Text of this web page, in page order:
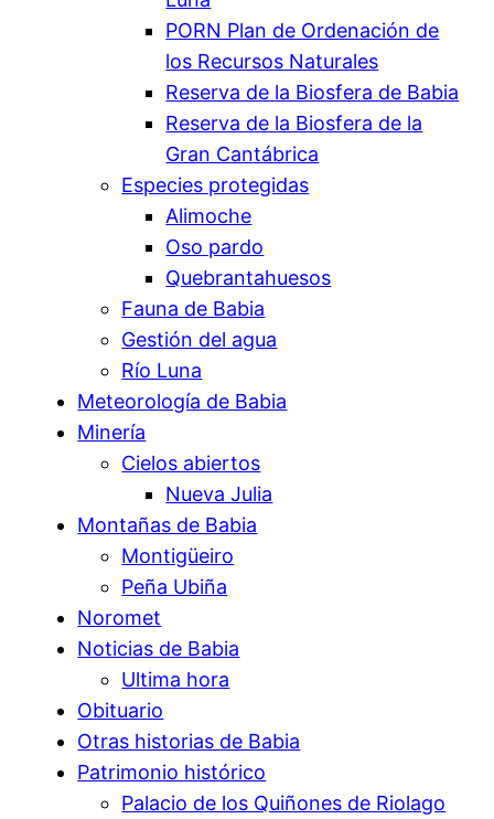
PORN Plan de Ordenación de
los Recursos Naturales
Reserva de la Biosfera de Babia
Reserva de la Biosfera de la
Gran Cantábrica
Especies protegidas
Alimoche
Oso pardo
Quebrantahuesos
Fauna de Babia
Gestión del agua
Río Luna
Meteorología de Babia
Minería
Cielos abiertos
Nueva Julia
Montañas de Babia
Montigüeiro
Peña Ubiña
Noromet
Noticias de Babia
Ultima hora
Obituario
Otras historias de Babia
Patrimonio histórico
Palacio de los Quiñones de Riolago